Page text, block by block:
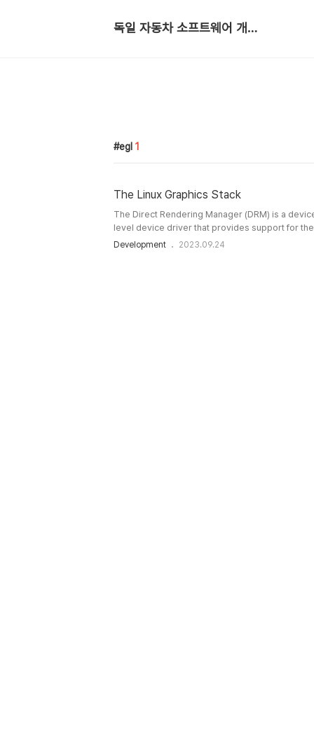
독일 자동차 소프트웨어 개발자
egl 1
The Linux Graphics Stack
The Direct Rendering Manager (DRM) is a
level device driver that provides support for
Infrastructure. Direct Rendering Infrastructure
Development 2023.09.24